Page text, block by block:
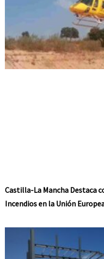
Castilla-La Mancha Destaca
Incendios en la Unión